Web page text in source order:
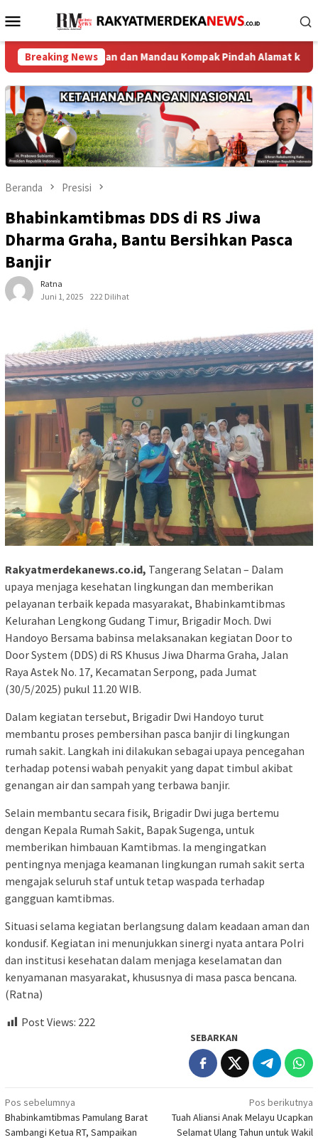
ke
Menu
Mobile
Breaking News
dan Mandau Kompak Pindah Alamat ke Sel Polsek
Beranda Presisi
Bhabinkamtibmas DDS di RS Jiwa
Dharma Graha, Bantu Bersihkan Pasca
Banjir
Ratna
Juni 1, 2025
222 Dilihat
Rakyatmerdekanews.co.id, Tangerang Selatan – Dalam
upaya menjaga kesehatan lingkungan dan memberikan
pelayanan terbaik kepada masyarakat, Bhabinkamtibmas
Kelurahan Lengkong Gudang Timur, Brigadir Moch. Dwi
Handoyo Bersama babinsa melaksanakan kegiatan Door to
Door System (DDS) di RS Khusus Jiwa Dharma Graha, Jalan
Raya Astek No. 17, Kecamatan Serpong, pada Jumat
(30/5/2025) pukul 11.20 WIB.
Dalam kegiatan tersebut, Brigadir Dwi Handoyo turut
membantu proses pembersihan pasca banjir di lingkungan
rumah sakit. Langkah ini dilakukan sebagai upaya pencegahan
terhadap potensi wabah penyakit yang dapat timbul akibat
genangan air dan sampah yang terbawa banjir.
Selain membantu secara fisik, Brigadir Dwi juga bertemu
dengan Kepala Rumah Sakit, Bapak Sugenga, untuk
memberikan himbauan Kamtibmas. Ia mengingatkan
pentingnya menjaga keamanan lingkungan rumah sakit serta
mengajak seluruh staf untuk tetap waspada terhadap
gangguan kamtibmas.
Situasi selama kegiatan berlangsung dalam keadaan aman dan
kondusif. Kegiatan ini menunjukkan sinergi nyata antara Polri
dan institusi kesehatan dalam menjaga keselamatan dan
kenyamanan masyarakat, khususnya di masa pasca bencana.
(Ratna)
Post Views: 222
SEBARKAN
Navigasi
pos
Pos sebelumnya
Bhabinkamtibmas Pamulang Barat
Sambangi Ketua RT, Sampaikan
Pos berikutnya
Tuah Aliansi Anak Melayu Ucapkan
Selamat Ulang Tahun untuk Wakil